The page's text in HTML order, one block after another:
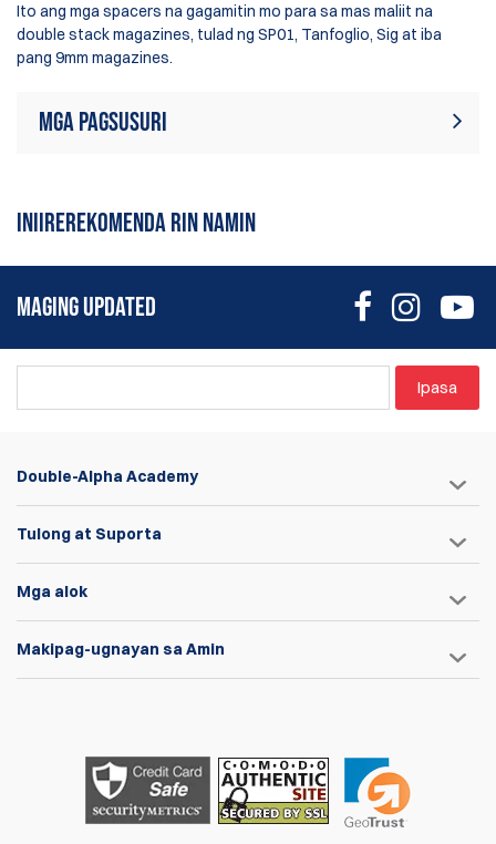
Ito ang mga spacers na gagamitin mo para sa mas maliit na
double stack magazines, tulad ng SP01, Tanfoglio, Sig at iba
pang 9mm magazines.
Mga Pagsusuri
sumulat ng review
INIIREREKOMENDA RIN NAMIN
MAGING UPDATED
Ipasa
Double-Alpha Academy
Tulong at Suporta
Mga alok
Makipag-ugnayan sa Amin